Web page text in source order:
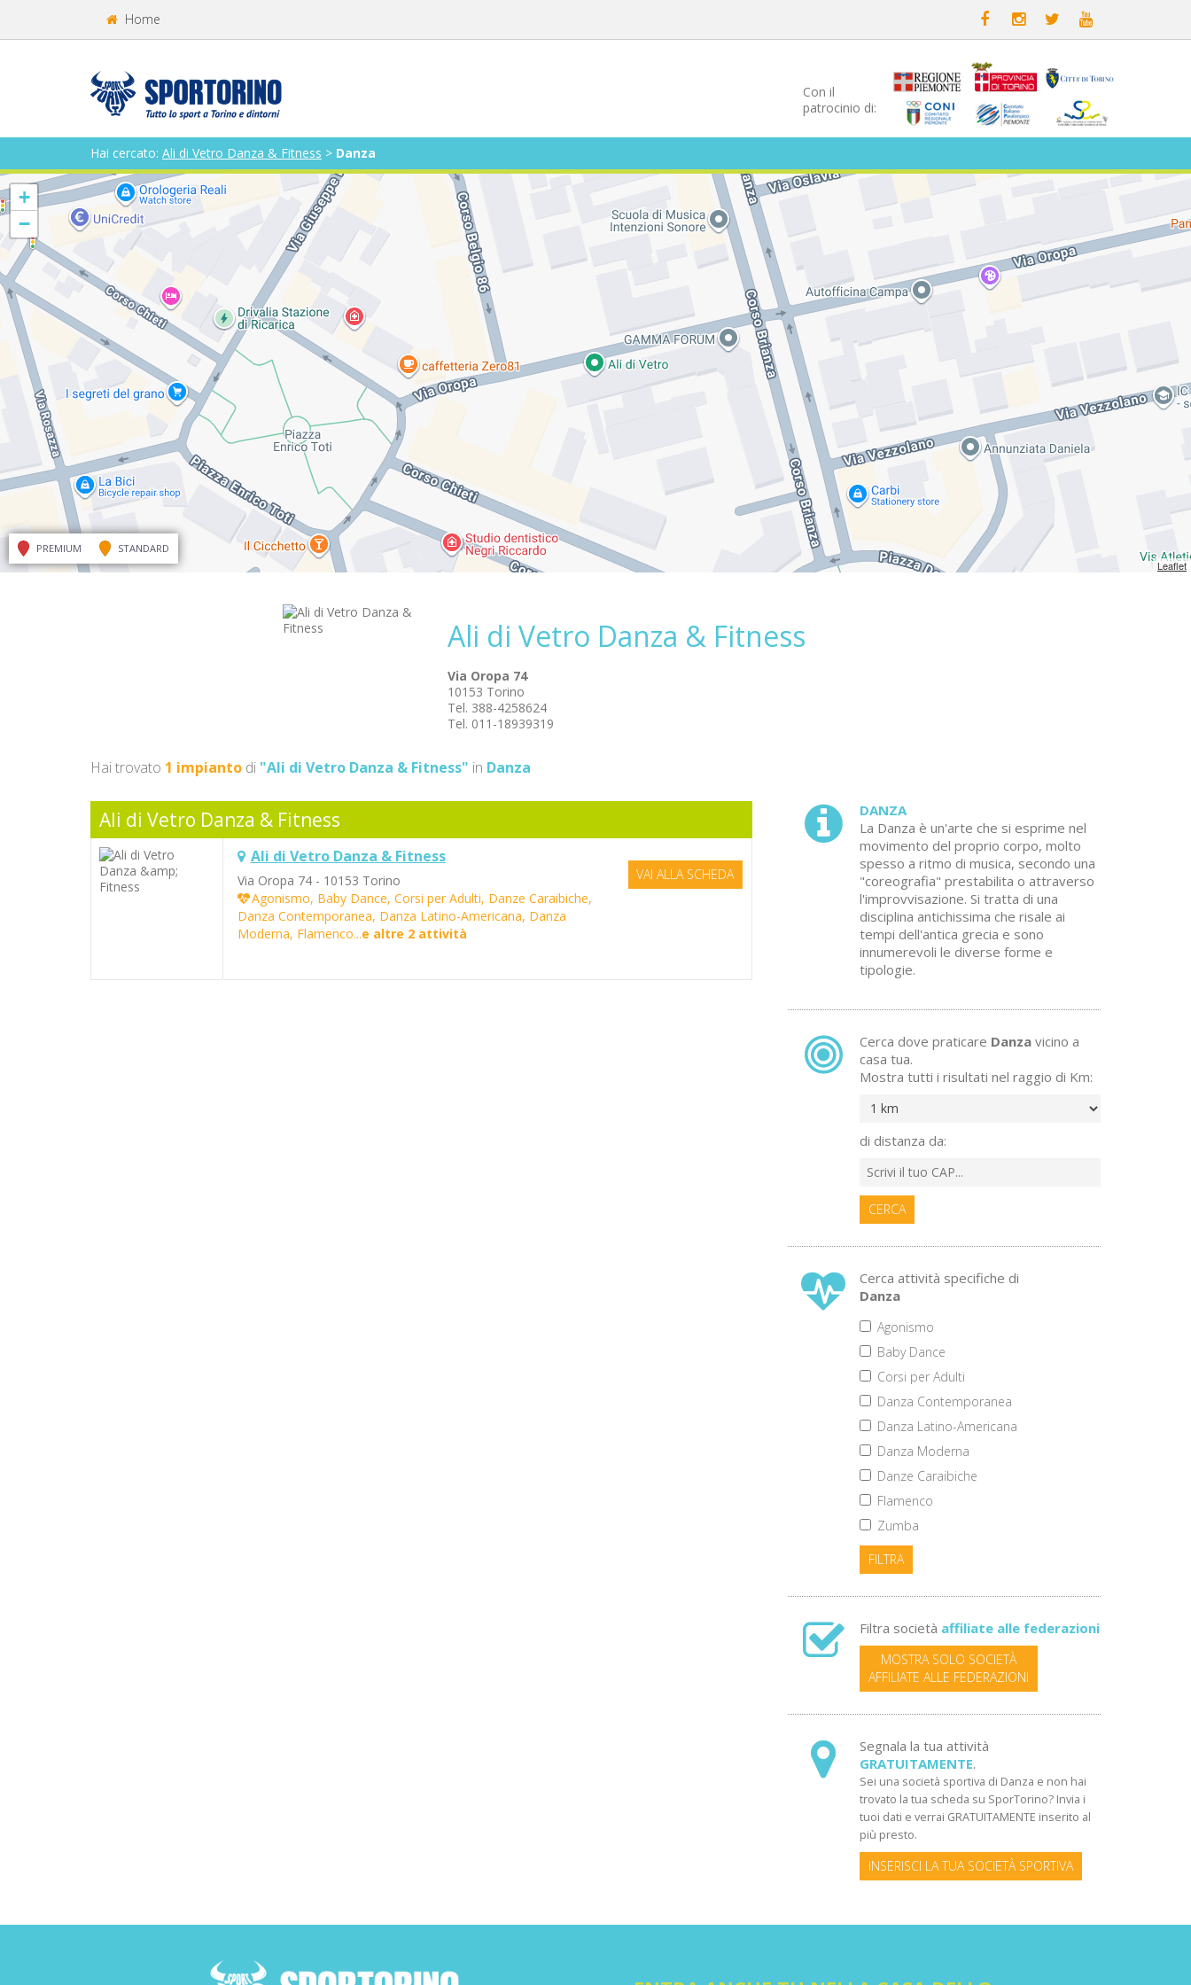
Home
Con il
patrocinio di:
Hai cercato: Ali di Vetro Danza & Fitness > Danza
+
−
Leaflet
PREMIUM STANDARD
Ali di Vetro Danza & Fitness
Via Oropa 74
10153 Torino
Tel. 388-4258624
Tel. 011-18939319
Hai trovato 1 impianto di "Ali di Vetro Danza & Fitness" in Danza
Ali di Vetro Danza & Fitness
Ali di Vetro Danza & Fitness
Via Oropa 74 - 10153 Torino
Agonismo, Baby Dance, Corsi per Adulti, Danze Caraibiche,
Danza Contemporanea, Danza Latino-Americana, Danza
Moderna, Flamenco...e altre 2 attività
VAI ALLA SCHEDA
DANZA
La Danza è un'arte che si esprime nel
movimento del proprio corpo, molto
spesso a ritmo di musica, secondo una
"coreografia" prestabilita o attraverso
l'improvvisazione. Si tratta di una
disciplina antichissima che risale ai
tempi dell'antica grecia e sono
innumerevoli le diverse forme e
tipologie.
Cerca dove praticare Danzavicino a
casa tua.
Mostra tutti i risultati nel raggio di Km:
di distanza da:
CERCA
Cerca attività specifiche di
Danza
Agonismo
Baby Dance
Corsi per Adulti
Danza Contemporanea
Danza Latino-Americana
Danza Moderna
Danze Caraibiche
Flamenco
Zumba
FILTRA
Filtra società affiliate alle federazioni
MOSTRA SOLO SOCIETÀ
AFFILIATE ALLE FEDERAZIONI
Segnala la tua attività
GRATUITAMENTE.
Sei una società sportiva di Danza e non hai
trovato la tua scheda su SporTorino? Invia i
tuoi dati e verrai GRATUITAMENTE inserito al
più presto.
INSERISCI LA TUA SOCIETÀ SPORTIVA